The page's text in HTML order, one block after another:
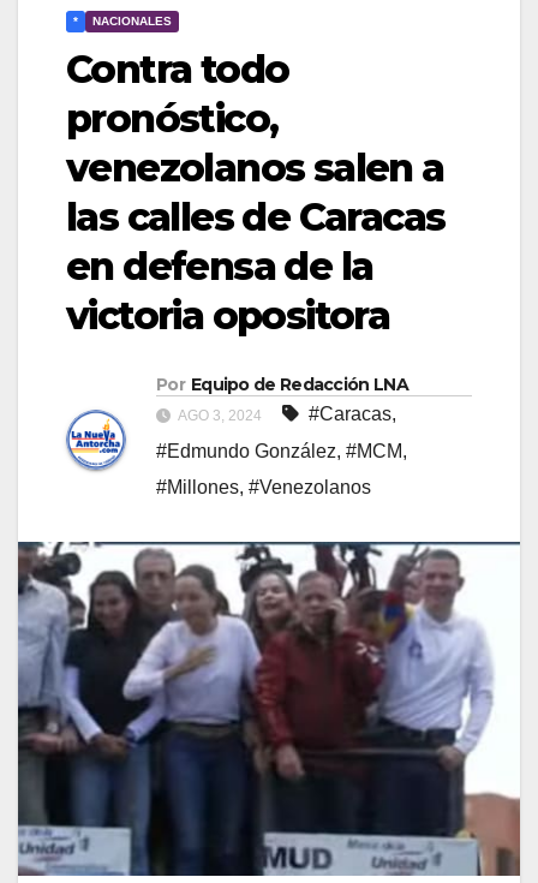
* NACIONALES
Contra todo
pronóstico,
venezolanos salen a
las calles de Caracas
en defensa de la
victoria opositora
Por Equipo de Redacción LNA
AGO 3, 2024 #Caracas,
#Edmundo González, #MCM,
#Millones, #Venezolanos